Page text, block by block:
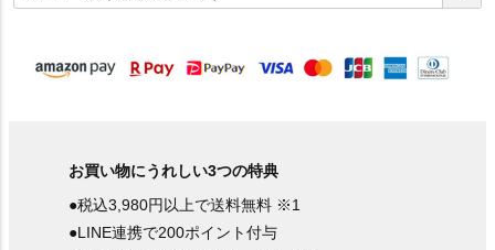
須
お買い物にうれしい3つの特典
●税込3,980円以上で送料無料 ※1
●LINE連携で200ポイント付与